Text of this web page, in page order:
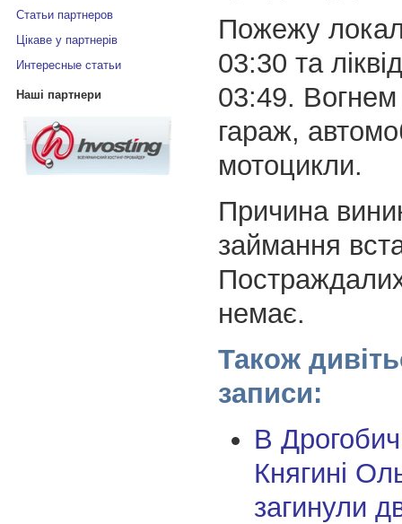
Статьи партнеров
Цікаве у партнерів
Интересные статьи
Наші партнери
Пожежу
03:30 та
03:49.
гараж,
мотоцикли.
Причина
займання
немає.
Також
записи:
В
Княгині
загинули